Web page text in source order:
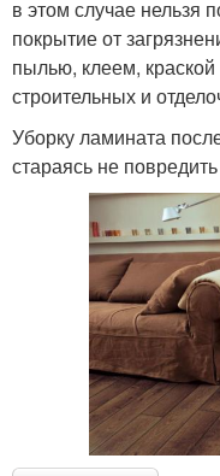
в этом случае нельзя
покрытие от
пылью, клеем,
строительных и
Уборку ламината
стараясь не